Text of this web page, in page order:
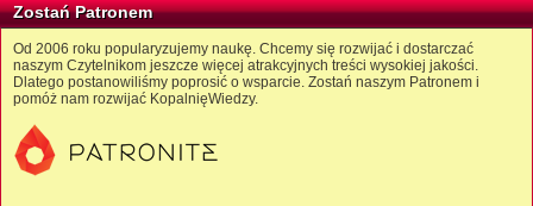
Zostań Patronem
Od 2006 roku popularyzujemy naukę. Chcemy się rozwijać i dostarczać
naszym Czytelnikom jeszcze więcej atrakcyjnych treści wysokiej jakości.
Dlatego postanowiliśmy poprosić o wsparcie. Zostań naszym Patronem i
pomóż nam rozwijać KopalnięWiedzy.